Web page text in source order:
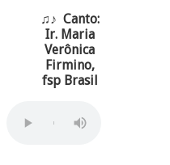
♫♪ Canto:
Ir. Maria
Verônica
Firmino,
fsp Brasil